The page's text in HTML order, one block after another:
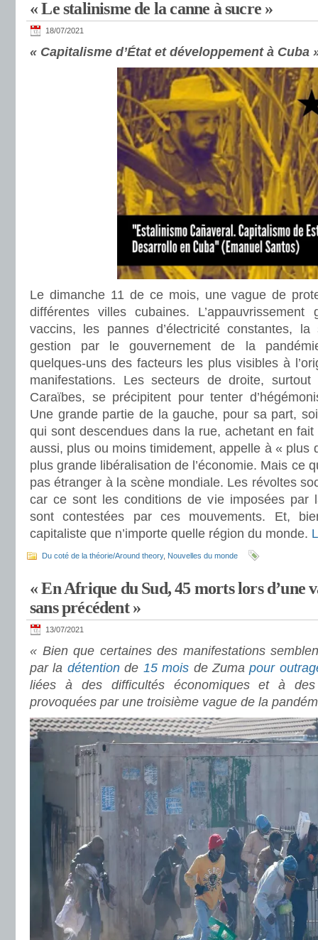
« Le stalinisme de la canne à sucre »
18/07/2021
« Capitalisme d’État et développement à Cuba
Le dimanche 11 de ce mois, une vague de
différentes villes cubaines.
vaccins, les pannes d’électricité constantes,
gestion par le gouvernement de la
quelques-uns des facteurs les plus visibles à
manifestations. Les secteurs de droite,
Caraïbes, se précipitent pour tenter
Une grande partie de la gauche, pour sa part,
qui sont descendues dans la rue, achetant en
aussi, plus ou moins timidement, appelle à « plus
plus grande libéralisation de l’économie. Mais ce
pas étranger à la scène mondiale. Les révoltes
car ce sont les conditions de vie imposées par
sont contestées par ces mouvements. Et,
capitaliste que n’importe quelle région du monde.
Du coté de la théorie/Around theory, Nouvelles du monde
« En Afrique du Sud, 45 morts lors d’une
sans précédent »
13/07/2021
« Bien que certaines des manifestations
par la détentionde 15 mois de Zumapour
liées à des difficultés économiques et à des
provoquées par une troisième vague de la